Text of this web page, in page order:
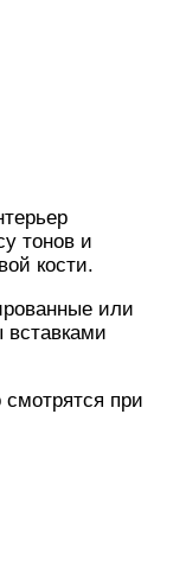
тонов и
кости.
или
при